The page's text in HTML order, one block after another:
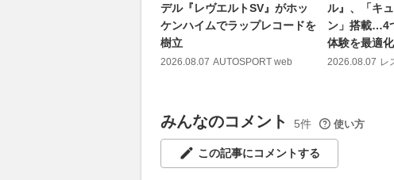
デル『レヴエルトSV』がホッ
ケンハイムでラップレコードを
樹立
2026.08.07 AUTOSPORT web
ル』、「キ
ン」搭載…4
体験を最適化
2026.08.07 レ
みんなのコメント 5件 使い方
この記事にコメントする